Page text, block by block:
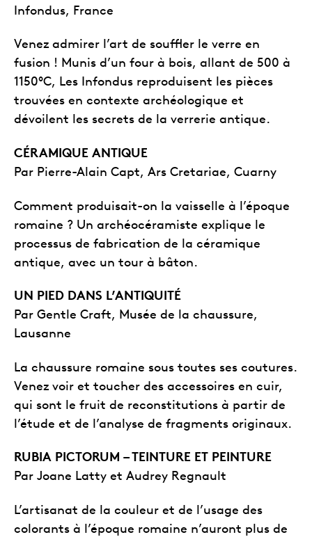
Infondus, France
Venez admirer l’art de souffler le verre en
fusion ! Munis d’un four à bois, allant de 500 à
1150°C, Les Infondus reproduisent les pièces
trouvées en contexte archéologique et
dévoilent les secrets de la verrerie antique.
CÉRAMIQUE ANTIQUE
Par Pierre-Alain Capt, Ars Cretariae, Cuarny
Comment produisait-on la vaisselle à l’époque
romaine ? Un archéocéramiste explique le
processus de fabrication de la céramique
antique, avec un tour à bâton.
UN PIED DANS L’ANTIQUITÉ
Par Gentle Craft, Musée de la chaussure,
Lausanne
La chaussure romaine sous toutes ses coutures.
Venez voir et toucher des accessoires en cuir,
qui sont le fruit de reconstitutions à partir de
l’étude et de l’analyse de fragments originaux.
RUBIA PICTORUM – TEINTURE ET PEINTURE
Par Joane Latty et Audrey Regnault
L’artisanat de la couleur et de l’usage des
colorants à l’époque romaine n’auront plus de